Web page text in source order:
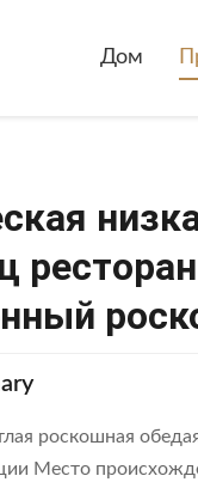
Дом
роскошная
Место